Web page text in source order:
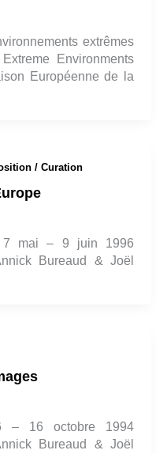
extrêmes
Environments
Européenne de la
/ Curation
7 mai – 9 juin 1996
Bureaud & Joël
– 16 octobre 1994
Bureaud & Joël